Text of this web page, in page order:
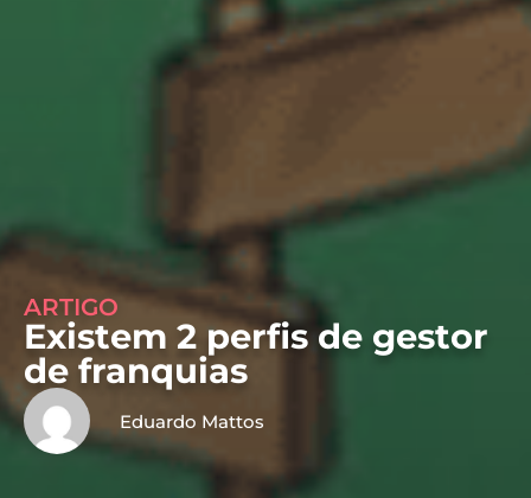
ARTIGO
Existem 2 perfis de gestor
de franquias
Eduardo Mattos